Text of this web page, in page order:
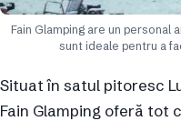
Fain Glamping are un personal
sunt ideale pentru a
Situat în satul pitoresc
Fain Glamping oferă tot